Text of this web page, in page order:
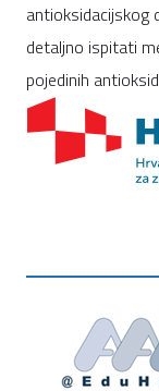
antioksidacijskog
detaljno ispitati
pojedinih